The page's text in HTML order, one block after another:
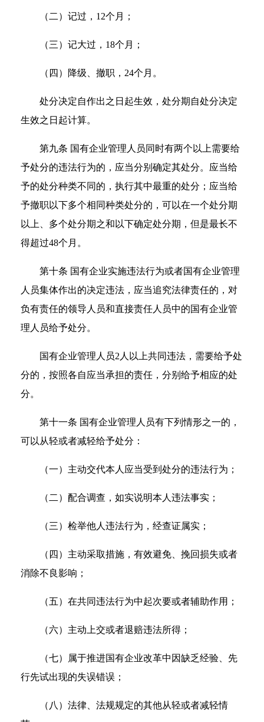
（二）记过，12个月；
（三）记大过，18个月；
（四）降级、撤职，24个月。
处分决定自作出之日起生效，处分期自处分决定
生效之日起计算。
第九条 国有企业管理人员同时有两个以上需要给
予处分的违法行为的，应当分别确定其处分。应当给
予的处分种类不同的，执行其中最重的处分；应当给
予撤职以下多个相同种类处分的，可以在一个处分期
以上、多个处分期之和以下确定处分期，但是最长不
得超过48个月。
第十条 国有企业实施违法行为或者国有企业管理
人员集体作出的决定违法，应当追究法律责任的，对
负有责任的领导人员和直接责任人员中的国有企业管
理人员给予处分。
国有企业管理人员2人以上共同违法，需要给予处
分的，按照各自应当承担的责任，分别给予相应的处
分。
第十一条 国有企业管理人员有下列情形之一的，
可以从轻或者减轻给予处分：
（一）主动交代本人应当受到处分的违法行为；
（二）配合调查，如实说明本人违法事实；
（三）检举他人违法行为，经查证属实；
（四）主动采取措施，有效避免、挽回损失或者
消除不良影响；
（五）在共同违法行为中起次要或者辅助作用；
（六）主动上交或者退赔违法所得；
（七）属于推进国有企业改革中因缺乏经验、先
行先试出现的失误错误；
（八）法律、法规规定的其他从轻或者减轻情